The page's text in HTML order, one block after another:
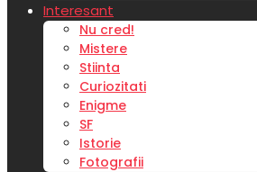
Interesant
Nu cred!
Mistere
Stiinta
Curiozitati
Enigme
SF
Istorie
Fotografii